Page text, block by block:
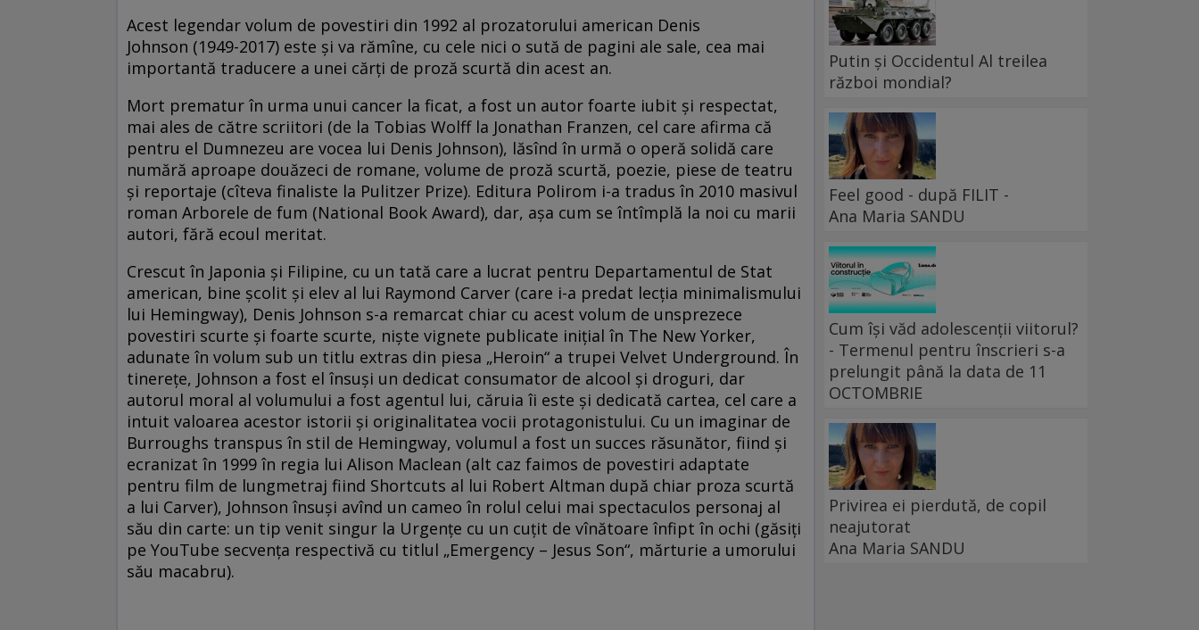
Acest legendar volum de povestiri din 1992 al prozatorului american Denis
Johnson (1949-2017) este şi va rămîne, cu cele nici o sută de pagini ale sale, cea mai
importantă traducere a unei cărţi de proză scurtă din acest an.
Mort prematur în urma unui cancer la ficat, a fost un autor foarte iubit şi respectat,
mai ales de către scriitori (de la Tobias Wolff la Jonathan Franzen, cel care afirma că
pentru el Dumnezeu are vocea lui Denis Johnson), lăsînd în urmă o operă solidă care
numără aproape douăzeci de romane, volume de proză scurtă, poezie, piese de teatru
şi reportaje (cîteva finaliste la Pulitzer Prize). Editura Polirom i-a tradus în 2010 masivul
roman Arborele de fum (National Book Award), dar, aşa cum se întîmplă la noi cu marii
autori, fără ecoul meritat.
Crescut în Japonia şi Filipine, cu un tată care a lucrat pentru Departamentul de Stat
american, bine şcolit şi elev al lui Raymond Carver (care i-a predat lecţia minimalismului
lui Hemingway), Denis Johnson s-a remarcat chiar cu acest volum de unsprezece
povestiri scurte şi foarte scurte, nişte vignete publicate iniţial în The New Yorker,
adunate în volum sub un titlu extras din piesa „Heroin“ a trupei Velvet Underground. În
tinereţe, Johnson a fost el însuşi un dedicat consumator de alcool şi droguri, dar
autorul moral al volumului a fost agentul lui, căruia îi este şi dedicată cartea, cel care a
intuit valoarea acestor istorii şi originalitatea vocii protagonistului. Cu un imaginar de
Burroughs transpus în stil de Hemingway, volumul a fost un succes răsunător, fiind şi
ecranizat în 1999 în regia lui Alison Maclean (alt caz faimos de povestiri adaptate
pentru film de lungmetraj fiind Shortcuts al lui Robert Altman după chiar proza scurtă
a lui Carver), Johnson însuşi avînd un cameo în rolul celui mai spectaculos personaj al
său din carte: un tip venit singur la Urgenţe cu un cuţit de vînătoare înfipt în ochi (găsiţi
pe YouTube secvenţa respectivă cu titlul „Emergency – Jesus Son“, mărturie a umorului
său macabru).
Putin și Occidentul Al treilea
război mondial?
Feel good - după FILIT -
Ana Maria SANDU
Cum își văd adolescenții viitorul?
- Termenul pentru înscrieri s-a
prelungit până la data de 11
OCTOMBRIE
Privirea ei pierdută, de copil
neajutorat
Ana Maria SANDU